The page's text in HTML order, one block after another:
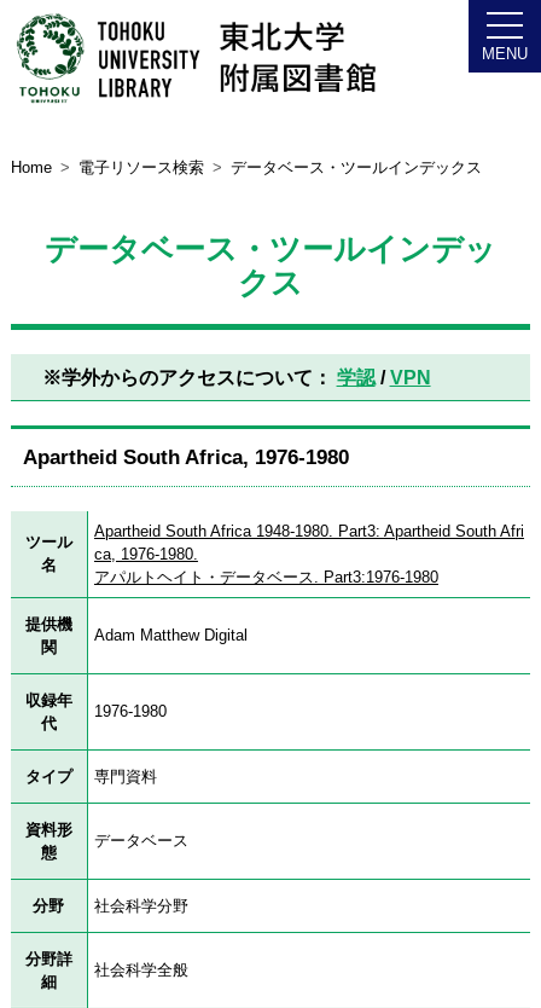
Home 電子リソース検索 データベース・ツールインデックス
データベース・ツールインデッ
クス
※学外からのアクセスについて： 学認/VPN
Apartheid South Africa, 1976-1980
ツール
名
Apartheid South Africa 1948-1980. Part3: Apartheid South Afri
ca, 1976-1980.
アパルトヘイト・データベース. Part3:1976-1980
提供機
関
Adam Matthew Digital
収録年
代
1976-1980
タイプ 専門資料
資料形
態
データベース
分野 社会科学分野
分野詳
細
社会科学全般